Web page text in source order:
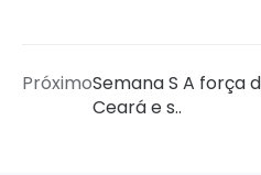
PróximoSemana S A força
Ceará e s..